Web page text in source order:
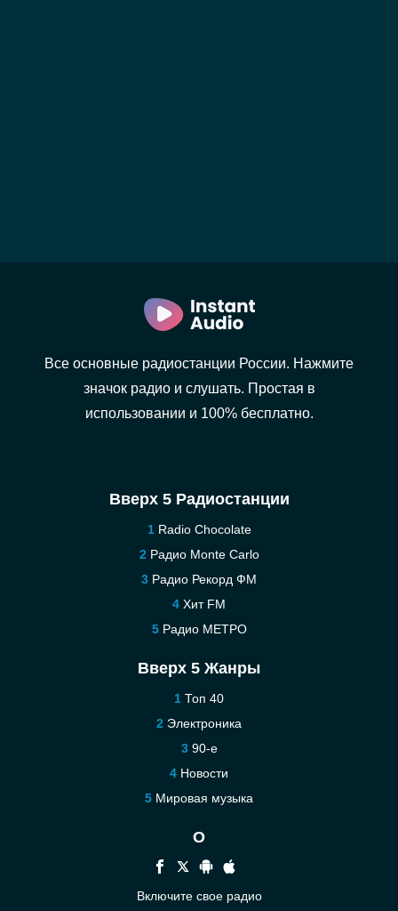
Все основные радиостанции России. Нажмите
значок радио и слушать. Простая в
использовании и 100% бесплатно.
Вверх 5 Радиостанции
Radio Chocolate
Радио Monte Carlo
Радио Рекорд ФМ
Хит FM
Радио МЕТРО
Вверх 5 Жанры
Топ 40
Электроника
90-е
Новости
Мировая музыка
О
Включите свое радио